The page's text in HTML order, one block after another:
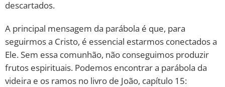
10 MANDAMENTOS
ESTUDOS BÍBLICOS
descartados.
A principal mensagem da parábola é que, para
seguirmos a Cristo, é essencial estarmos conectados a
Ele. Sem essa comunhão, não conseguimos produzir
frutos espirituais. Podemos encontrar a parábola da
videira e os ramos no livro de João, capítulo 15: